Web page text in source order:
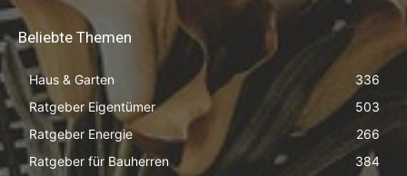
Beliebte Themen
Haus & Garten
336
Ratgeber Eigentümer
503
Ratgeber Energie
266
Ratgeber für Bauherren
384